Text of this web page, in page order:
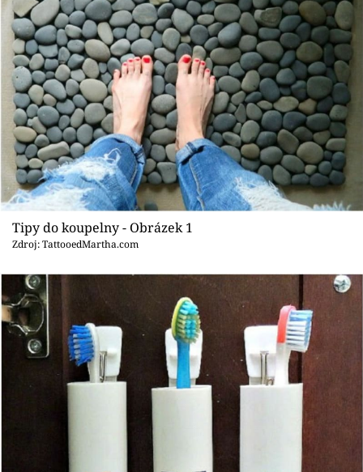
Přihlášení
Sledujte nás
Tipy do koupelny - Obrázek 1
Zdroj: TattooedMartha.com